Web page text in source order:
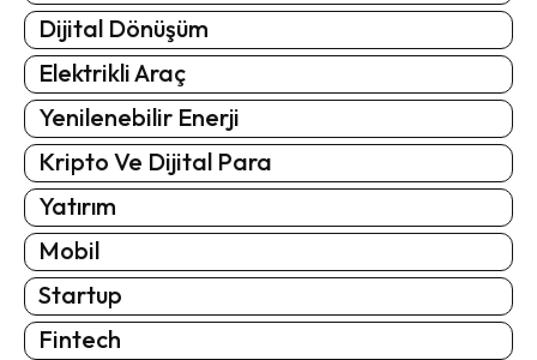
Dijital Dönüşüm
Elektrikli Araç
Yenilenebilir Enerji
Kripto Ve Dijital Para
Yatırım
Mobil
Startup
Fintech